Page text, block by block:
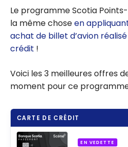
Le programme Scotia
la même choseen
achat de billet d’avion
crédit !
Voici les 3 meilleures offres
moment pour ce
CARTE DE CRÉDIT
EN VEDETTE